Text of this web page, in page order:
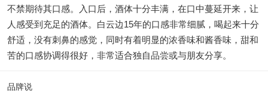
不禁期待其口感。入口后，酒体十分丰满，在口中蔓延开来，让
人感受到充足的酒体。白云边15年的口感非常细腻，喝起来十分
舒适，没有刺鼻的感觉，同时有着明显的浓香味和酱香味，甜和
苦的口感协调得很好，非常适合独自品尝或与朋友分享。
品牌说